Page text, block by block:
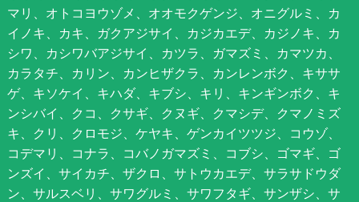
マリ、オトコヨウゾメ、オオモクゲンジ、オニグルミ、カ
イノキ、カキ、ガクアジサイ、カジカエデ、カジノキ、カ
シワ、カシワバアジサイ、カツラ、ガマズミ、カマツカ、
カラタチ、カリン、カンヒザクラ、カンレンボク、キササ
ゲ、キソケイ、キハダ、キブシ、キリ、キンギンボク、キ
ンシバイ、クコ、クサギ、クヌギ、クマシデ、クマノミズ
キ、クリ、クロモジ、ケヤキ、ゲンカイツツジ、コウゾ、
コデマリ、コナラ、コバノガマズミ、コブシ、ゴマギ、ゴ
ンズイ、サイカチ、ザクロ、サトウカエデ、サラサドウダ
ン、サルスベリ、サワグルミ、サワフタギ、サンザシ、サ